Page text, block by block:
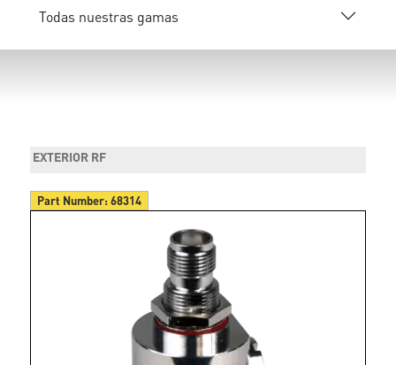
Todas nuestras gamas
EXTERIOR RF
Part Number:68314